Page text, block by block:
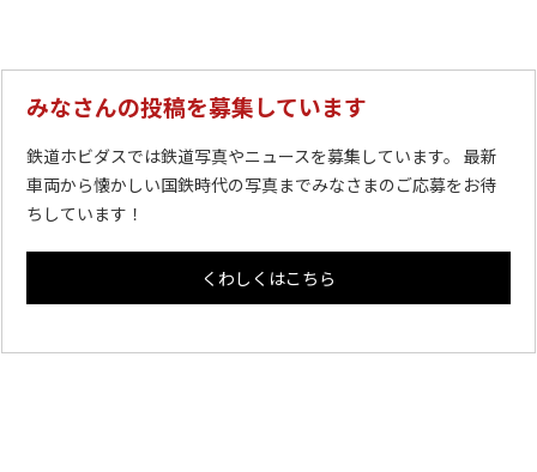
みなさんの投稿を募集しています
鉄道ホビダスでは鉄道写真やニュースを募集しています。 最新
車両から懐かしい国鉄時代の写真までみなさまのご応募をお待
ちしています！
くわしくはこちら